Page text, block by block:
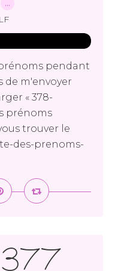
…
pendant
de m'envoyer
« 378-
prénoms
trouver le
des-prenoms-